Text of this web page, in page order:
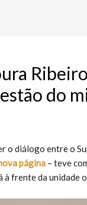
do
o diálogo entre o
página – teve
à frente da unidade